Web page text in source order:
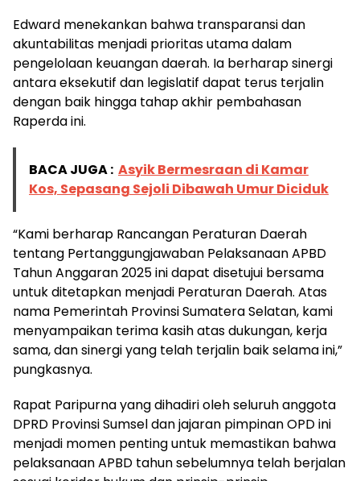
Edward menekankan bahwa transparansi dan
akuntabilitas menjadi prioritas utama dalam
pengelolaan keuangan daerah. Ia berharap sinergi
antara eksekutif dan legislatif dapat terus terjalin
dengan baik hingga tahap akhir pembahasan
Raperda ini.
BACA JUGA : Asyik Bermesraan di Kamar
Kos, Sepasang Sejoli Dibawah Umur Diciduk
“Kami berharap Rancangan Peraturan Daerah
tentang Pertanggungjawaban Pelaksanaan APBD
Tahun Anggaran 2025 ini dapat disetujui bersama
untuk ditetapkan menjadi Peraturan Daerah. Atas
nama Pemerintah Provinsi Sumatera Selatan, kami
menyampaikan terima kasih atas dukungan, kerja
sama, dan sinergi yang telah terjalin baik selama ini,”
pungkasnya.
Rapat Paripurna yang dihadiri oleh seluruh anggota
DPRD Provinsi Sumsel dan jajaran pimpinan OPD ini
menjadi momen penting untuk memastikan bahwa
pelaksanaan APBD tahun sebelumnya telah berjalan